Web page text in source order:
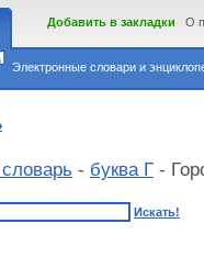
Электронные словари и
Добавить в закладки О
- буква Г -
Искать!